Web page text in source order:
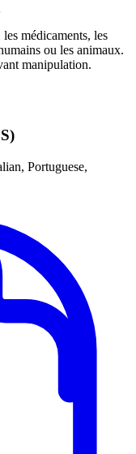
médicaments, les
ou les animaux.
manipulation.
Portuguese,